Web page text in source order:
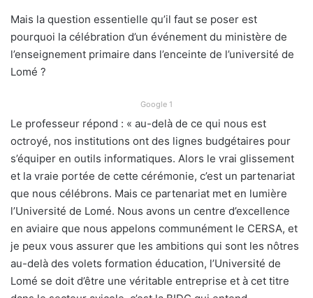
Mais la question essentielle qu’il faut se poser est
pourquoi la célébration d’un événement du ministère de
l’enseignement primaire dans l’enceinte de l’université de
Lomé ?
Google 1
Le professeur répond : « au-delà de ce qui nous est
octroyé, nos institutions ont des lignes budgétaires pour
s’équiper en outils informatiques. Alors le vrai glissement
et la vraie portée de cette cérémonie, c’est un partenariat
que nous célébrons. Mais ce partenariat met en lumière
l’Université de Lomé. Nous avons un centre d’excellence
en aviaire que nous appelons communément le CERSA, et
je peux vous assurer que les ambitions qui sont les nôtres
au-delà des volets formation éducation, l’Université de
Lomé se doit d’être une véritable entreprise et à cet titre